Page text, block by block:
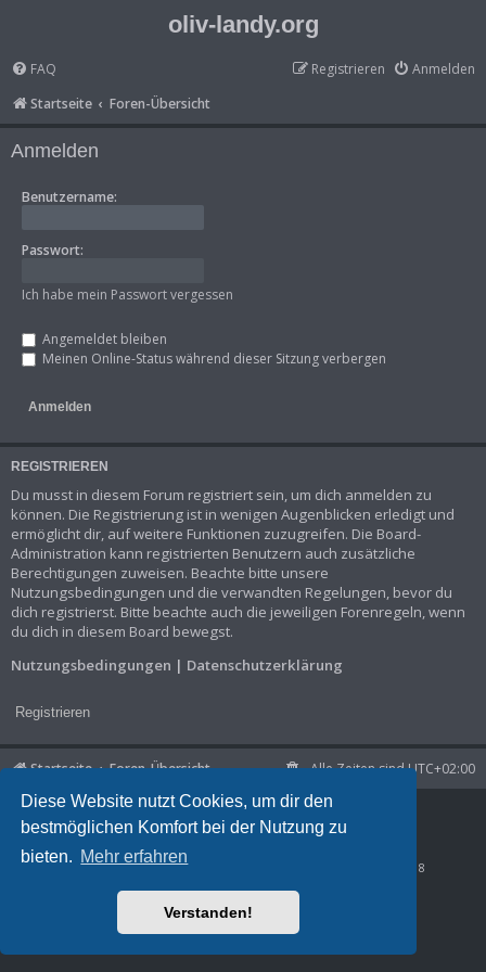
Diese Website nutzt Cookies, um dir den
bestmöglichen Komfort bei der Nutzung zu
bieten. Mehr erfahren
Verstanden!
oliv-landy.org
FAQ Anmelden
Registrieren
Startseite
Foren-Übersicht
Anmelden
Benutzername:
Passwort:
Ich habe mein Passwort vergessen
Angemeldet bleiben
Meinen Online-Status während dieser Sitzung verbergen
REGISTRIEREN
Du musst in diesem Forum registriert sein, um dich anmelden zu
können. Die Registrierung ist in wenigen Augenblicken erledigt und
ermöglicht dir, auf weitere Funktionen zuzugreifen. Die Board-
Administration kann registrierten Benutzern auch zusätzliche
Berechtigungen zuweisen. Beachte bitte unsere
Nutzungsbedingungen und die verwandten Regelungen, bevor du
dich registrierst. Bitte beachte auch die jeweiligen Forenregeln, wenn
du dich in diesem Board bewegst.
Nutzungsbedingungen | Datenschutzerklärung
Registrieren
Startseite Foren-Übersicht Alle Zeiten sindUTC+02:00
Powered byphpBB® Forum Software © phpBB Limited
Deutsche Übersetzung durchphpBB.de
Datenschutz
Time: 0.027s| Peak Memory Usage: 945.73 KiB | GZIP: Off | Queries: 8